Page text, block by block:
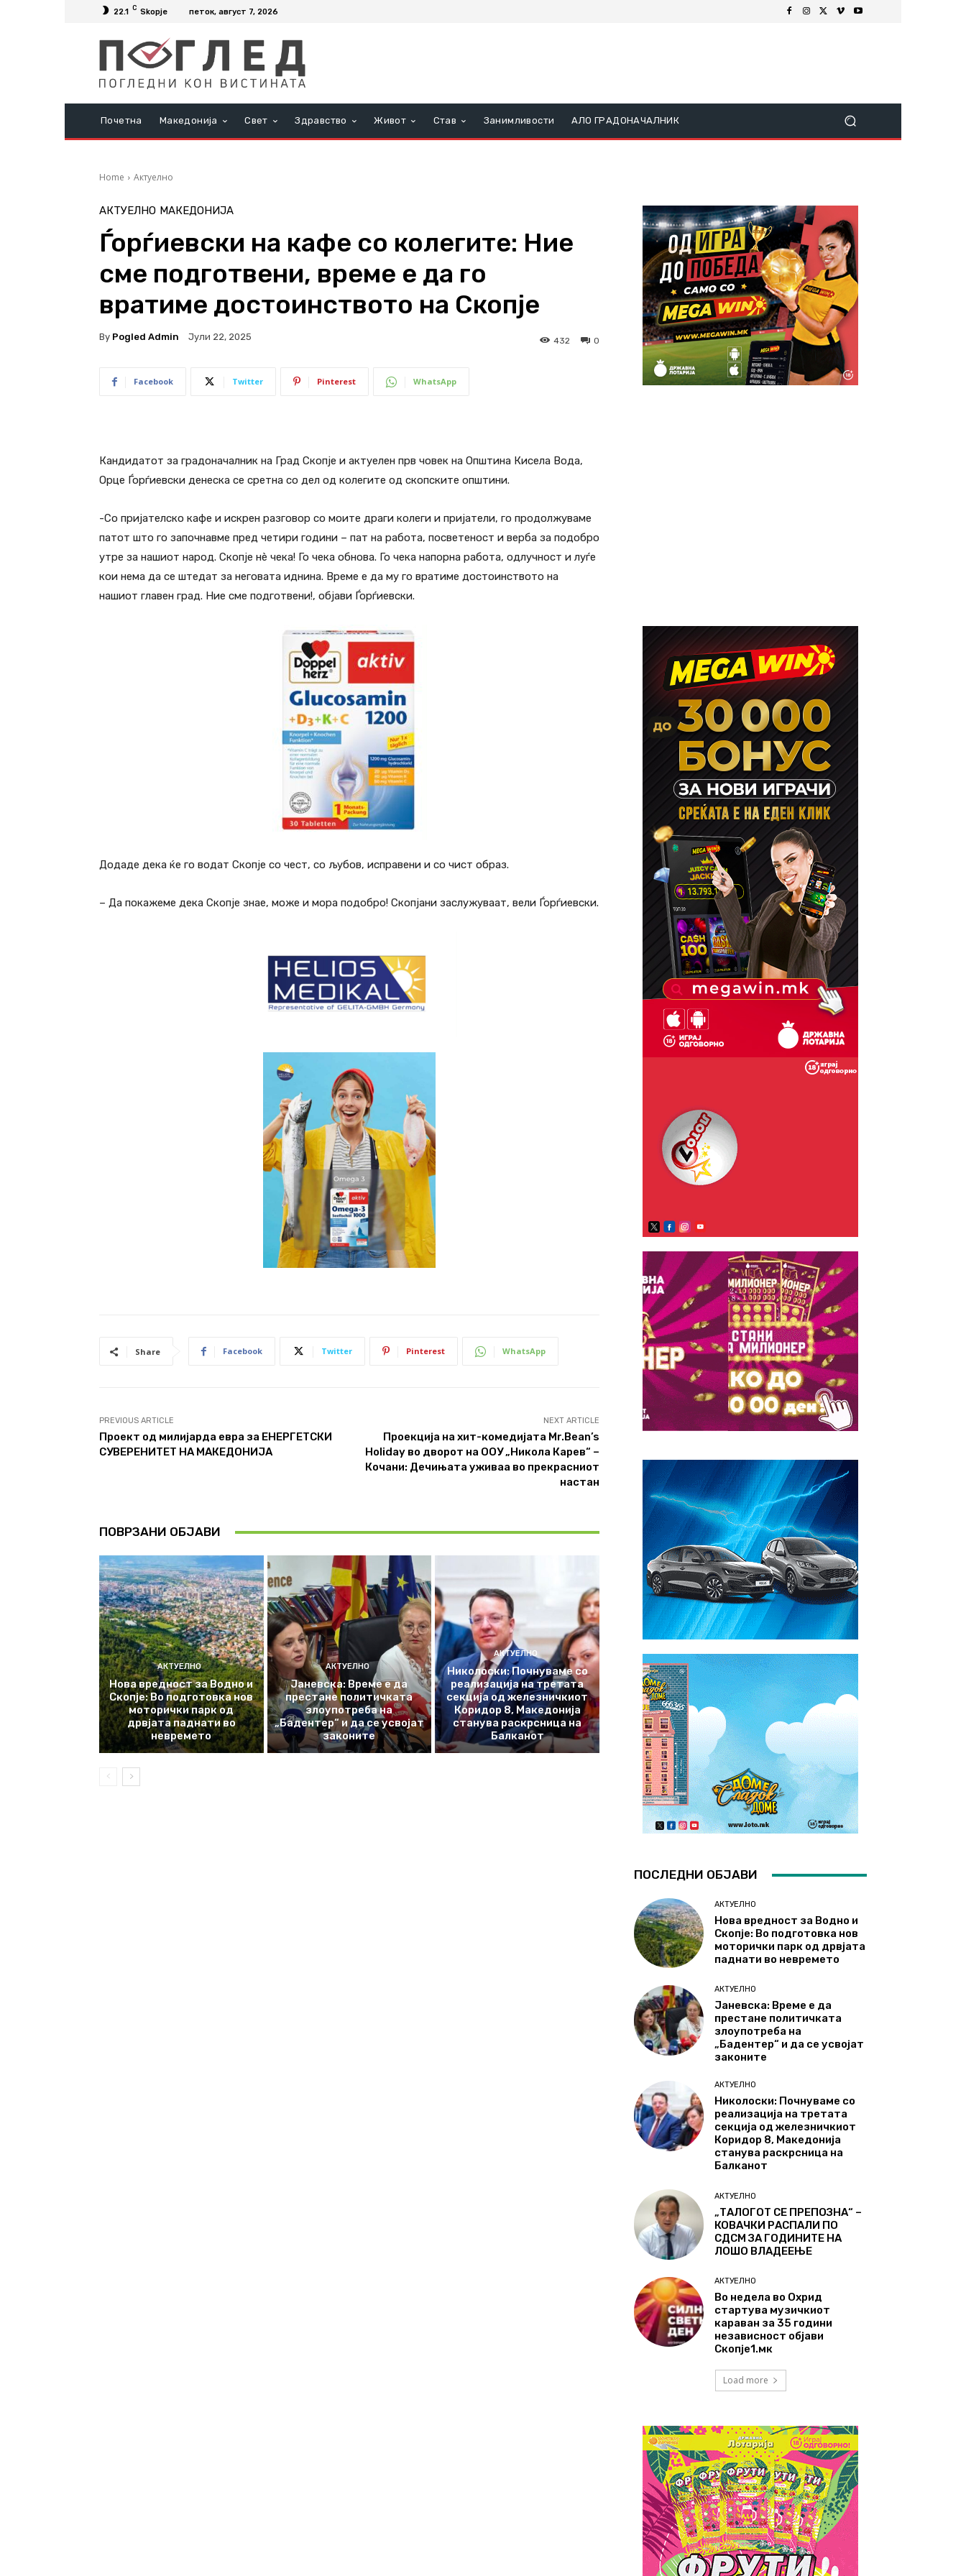
22.1 C Skopje петок, август 7, 2026
Почетна Македонија Свет Здравство Живот Став Занимливости АЛО ГРАДОНАЧАЛНИК
Home Актуелно
АКТУЕЛНО МАКЕДОНИЈА
Ѓорѓиевски на кафе со колегите: Ние
сме подготвени, време е да го
вратиме достоинството на Скопје
By Pogled Admin Јули 22, 2025 0
432
Facebook Twitter Pinterest WhatsApp
Кандидатот за градоначалник на Град Скопје и актуелен прв човек на Општина Кисела Вода,
Орце Ѓорѓиевски денеска се сретна со дел од колегите од скопските општини.
-Со пријателско кафе и искрен разговор со моите драги колеги и пријатели, го продолжуваме
патот што го започнавме пред четири години – пат на работа, посветеност и верба за подобро
утре за нашиот народ. Скопје нѐ чека! Го чека обнова. Го чека напорна работа, одлучност и луѓе
кои нема да се штедат за неговата иднина. Време е да му го вратиме достоинството на
нашиот главен град. Ние сме подготвени!, објави Ѓорѓиевски.
Додаде дека ќе го водат Скопје со чест, со љубов, исправени и со чист образ.
– Да покажеме дека Скопје знае, може и мора подобро! Скопјани заслужуваат, вели Ѓорѓиевски.
Share Facebook Twitter Pinterest WhatsApp
PREVIOUS ARTICLE
Проект од милијарда евра за ЕНЕРГЕТСКИ
СУВЕРЕНИТЕТ НА МАКЕДОНИЈА
NEXT ARTICLE
Проекција на хит-комедијата Mr.Bean’s
Holiday во дворот на ООУ „Никола Карев“ –
Кочани: Дечињата уживаа во прекрасниот
настан
ПОВРЗАНИ ОБЈАВИ
АКТУЕЛНО
Нова вредност за Водно и
Скопје: Во подготовка нов
моторички парк од
дрвјата паднати во
невремето
АКТУЕЛНО
Јаневска: Време е да
престане политичката
злоупотреба на
„Бадентер“ и да се усвојат
законите
АКТУЕЛНО
Николоски: Почнуваме со
реализација на третата
секција од железничкиот
Коридор 8, Македонија
станува раскрсница на
Балканот
ПОСЛЕДНИ ОБЈАВИ
АКТУЕЛНО
Нова вредност за Водно и
Скопје: Во подготовка нов
моторички парк од дрвјата
паднати во невремето
АКТУЕЛНО
Јаневска: Време е да
престане политичката
злоупотреба на
„Бадентер“ и да се усвојат
законите
АКТУЕЛНО
Николоски: Почнуваме со
реализација на третата
секција од железничкиот
Коридор 8, Македонија
станува раскрсница на
Балканот
АКТУЕЛНО
„ТАЛОГОТ СЕ ПРЕПОЗНА“ –
КОВАЧКИ РАСПАЛИ ПО
СДСМ ЗА ГОДИНИТЕ НА
ЛОШО ВЛАДЕЕЊЕ
АКТУЕЛНО
Во недела во Охрид
стартува музичкиот
караван за 35 години
независност објави
Скопје1.мк
Load more